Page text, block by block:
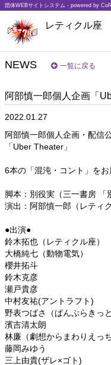
団体WEBサイトシステム - powered by
レティクル座
NEWS 一覧に戻る
阿部慎一郎個人企画「
2022.01.27
阿部慎一郎個人企画・配信
「Uber Theater」
6本の「混沌・コント」をお
脚本：別役実（三一書房 「
演出：阿部慎一郎（レティク
●出演●
鈴木拓也（レティクル座）
大橋純七（動物電気）
櫻井拓斗
鈴木克彦
瀬戸貴彦
中村友祐(アントラフト)
野表つばさ（ぱんぷらきっと
濱吉清太朗
林廉（劇想からまわりえっち
藤岡みゆう
三上由貴(ザレ×ゴト)